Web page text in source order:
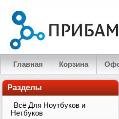
Главная Корзина
Разделы
Всё Для Ноутбуков и
Нетбуков